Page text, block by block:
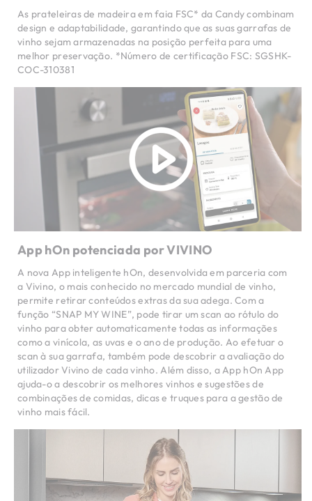
As prateleiras de madeira em faia FSC* da Candy combinam
design e adaptabilidade, garantindo que as suas garrafas de
vinho sejam armazenadas na posição perfeita para uma
melhor preservação. *Número de certificação FSC: SGSHK-
COC-310381
App hOn potenciada por VIVINO
A nova App inteligente hOn, desenvolvida em parceria com
a Vivino, o mais conhecido no mercado mundial de vinho,
permite retirar conteúdos extras da sua adega. Com a
função “SNAP MY WINE”, pode tirar um scan ao rótulo do
vinho para obter automaticamente todas as informações
como a vinícola, as uvas e o ano de produção. Ao efetuar o
scan à sua garrafa, também pode descobrir a avaliação do
utilizador Vivino de cada vinho. Além disso, a App hOn App
ajuda-o a descobrir os melhores vinhos e sugestões de
combinações de comidas, dicas e truques para a gestão de
vinho mais fácil.